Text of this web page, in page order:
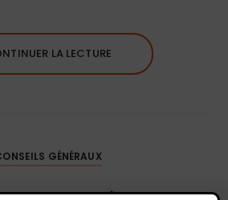
LA LECTURE
GÉNÉRAUX
: comment ça se passe